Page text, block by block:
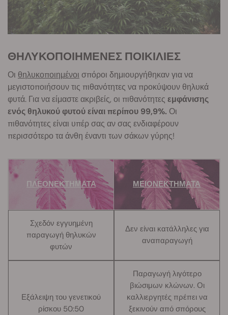
ΘΗΛΥΚΟΠΟΙΗΜΕΝΕΣ ΠΟΙΚΙΛΙΕΣ
Οι θηλυκοποιημένοι σπόροι δημιουργήθηκαν για να
μεγιστοποιήσουν τις πιθανότητες να προκύψουν θηλυκά
φυτά. Για να είμαστε ακριβείς, οι πιθανότητες εμφάνισης
ενός θηλυκού φυτού είναι περίπου 99,9%. Οι
πιθανότητες είναι υπέρ σας αν σας ενδιαφέρουν
περισσότερο τα άνθη έναντι των σάκων γύρης!
ΠΛΕΟΝΕΚΤΗΜΑΤΑ ΜΕΙΟΝΕΚΤΗΜΑΤΑ
Σχεδόν εγγυημένη
παραγωγή θηλυκών
φυτών
Δεν είναι κατάλληλες για
αναπαραγωγή
Εξάλειψη του γενετικού
ρίσκου 50:50
Παραγωγή λιγότερο
βιώσιμων κλώνων. Οι
καλλιεργητές πρέπει να
ξεκινούν από σπόρους